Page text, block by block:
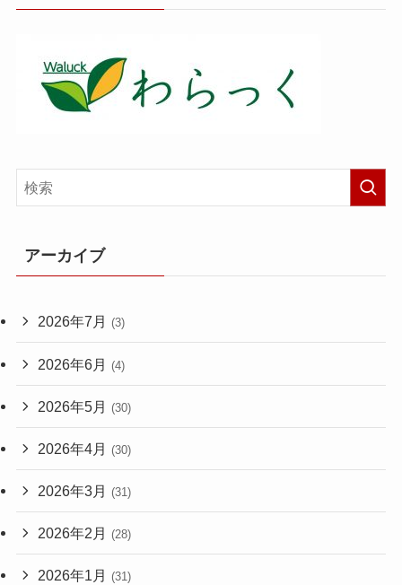
アーカイブ
2026年7月 (3)
2026年6月 (4)
2026年5月 (30)
2026年4月 (30)
2026年3月 (31)
2026年2月 (28)
2026年1月 (31)